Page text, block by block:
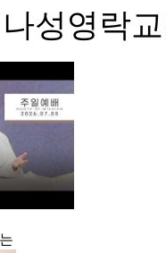
성영락교